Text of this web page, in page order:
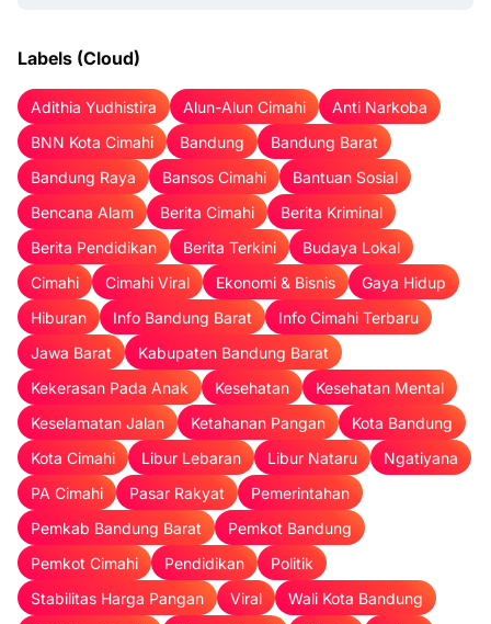
Labels (Cloud)
Adithia Yudhistira Alun-Alun Cimahi
Anti Narkoba
BNN Kota Cimahi
Bandung
Bandung Barat
Bandung Raya
Bansos Cimahi
Bantuan Sosial
Bencana Alam
Berita Cimahi
Berita Kriminal
Berita Pendidikan
Berita Terkini
Budaya Lokal
Cimahi
Cimahi Viral Ekonomi & Bisnis
Gaya Hidup
Hiburan
Info Bandung Barat
Info Cimahi Terbaru
Jawa Barat
Kabupaten Bandung Barat
Kekerasan Pada Anak
Kesehatan
Kesehatan Mental
Keselamatan Jalan
Ketahanan Pangan
Kota Bandung
Kota Cimahi
Libur Lebaran Libur Nataru
Ngatiyana
PA Cimahi
Pasar Rakyat
Pemerintahan
Pemkab Bandung Barat
Pemkot Bandung
Pemkot Cimahi
Pendidikan
Politik
Stabilitas Harga Pangan
Viral
Wali Kota Bandung